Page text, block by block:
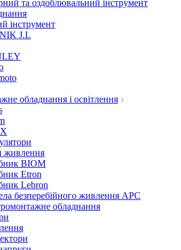
та оздоблювальний інструмент
інструмент
J.L
обладнання і освітлення
BIOM
Etron
Lebron
безперебійного живлення APC
обладнання